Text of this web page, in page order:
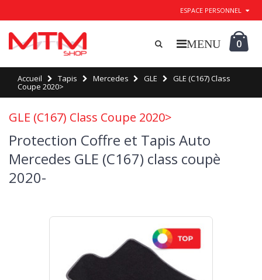
ESPACE PERSONNEL
0
Accueil Tapis Mercedes GLE GLE (C167) Class
Coupe 2020>
GLE (C167) Class Coupe 2020>
Protection Coffre et Tapis Auto
Mercedes GLE (C167) class coupè
2020-